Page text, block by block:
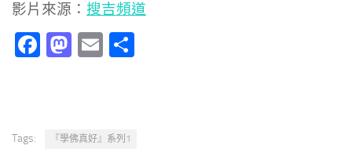
影片來源： 搜吉頻道
Facebook
Mastodon
Email
Tags: 『學佛真好』系列1